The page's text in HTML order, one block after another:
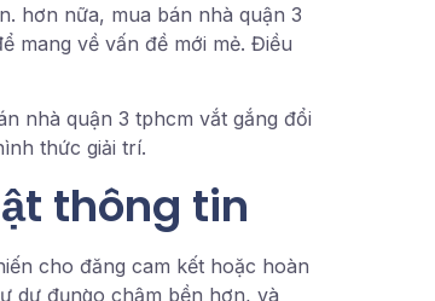
hơn nữa, mua bán nhà quận 3
mang về vấn đề mới mẻ. Điều
nhà quận 3 tphcm vắt gắng đổi
thức giải trí.
thông tin
cho đăng cam kết hoặc hoàn
dự đụng̀o chậm bền hơn, và